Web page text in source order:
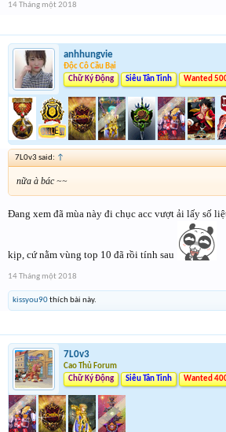
14 Tháng một 2018
anhhungvie
Độc Cô Cầu Bại
Chữ Ký Động
Siêu Tân Tinh Wanted
7L0v3 said: ↑
nữa à bác ~~
Đang xem đã mùa này đi chục acc vượt ải lấy số
kịp, cứ nằm vùng top 10 đã rồi tính sau
14 Tháng một 2018
kissyou90thích bài này.
7L0v3
Cao Thủ Forum
Chữ Ký Động
Siêu Tân Tinh Wanted